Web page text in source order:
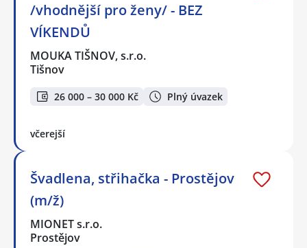
/vhodnější pro ženy/ - BEZ
VÍKENDŮ
MOUKA TIŠNOV, s.r.o.
Tišnov
26 000 – 30 000 Kč Plný úvazek
včerejší
Švadlena, střihačka - Prostějov
(m/ž)
MIONET s.r.o.
Prostějov